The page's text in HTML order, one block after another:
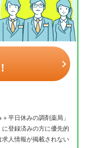
平日休みの調剤薬局」
登録済みの方に優先的
人情報が掲載されない